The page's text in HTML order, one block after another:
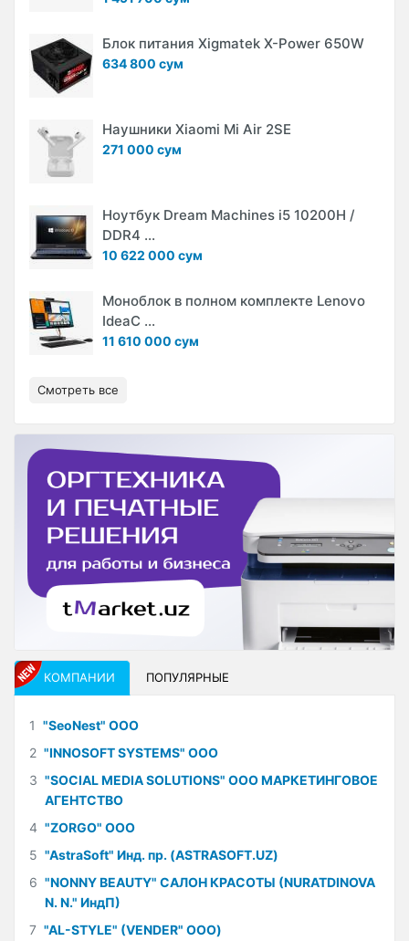
Блок питания Xigmatek X-Power 650W
634 800 сум
Наушники Xiaomi Mi Air 2SE
271 000 сум
Ноутбук Dream Machines i5 10200H /
DDR4 ...
10 622 000 сум
Моноблок в полном комплекте Lenovo
IdeaC ...
11 610 000 сум
Смотреть все
КОМПАНИИ ПОПУЛЯРНЫЕ
1 "SeoNest" ООО
2 "INNOSOFT SYSTEMS" ООО
3 "SOCIAL MEDIA SOLUTIONS" ООО МАРКЕТИНГОВОЕ
АГЕНТСТВО
4 "ZORGO" ООО
5 "AstraSoft" Инд. пр. (ASTRASOFT.UZ)
6 "NONNY BEAUTY" САЛОН КРАСОТЫ (NURATDINOVA
N. N." ИндП)
7 "AL-STYLE" (VENDER" ООО)